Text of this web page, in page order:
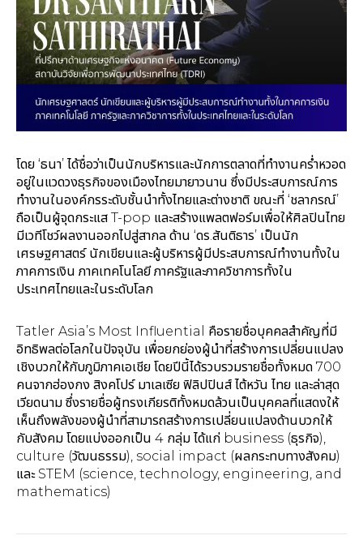
โดย ‘ธนา’ ได้ชื่อว่าเป็นนักบริหารและนักการตลาดที่ทำงานคร่ำหวอด
อยู่ในแวดวงธุรกิจของเมืองไทยมายาวนาน ซึ่งมีประสบการณ์การ
ทำงานในองค์กรระดับชั้นนำทั้งไทยและต่างชาติ ขณะที่ ‘ชลากรณ์’
ถือเป็นผู้จุดกระแส T-pop และสร้างแพลตฟอร์มเพื่อให้ศิลปินไทย
มีเวทีโชว์ผลงานออกไปสู่สากล ด้าน ‘ดร.สันติธาร’ เป็นนัก
เศรษฐศาสตร์ นักเขียนและผู้บริหารผู้มีประสบการณ์ทำงานทั้งใน
ภาคการเงิน ภาคเทคโนโลยี ภาครัฐและภาควิชาการทั้งใน
ประเทศไทยและในระดับโลก
Tatler Asia’s Most Influential คือรายชื่อบุคคลสำคัญที่มี
อิทธิพลต่อโลกในปัจจุบัน เพื่อยกย่องผู้นำที่สร้างการเปลี่ยนแปลง
เชิงบวกให้กับภูมิภาคเอเชีย โดยปีนี้ได้รวบรวมรายชื่อทั้งหมด 700
คนจากฮ่องกง สิงคโปร์ มาเลเซีย ฟิลิปปินส์ ไต้หวัน ไทย และล่าสุด
เวียดนาม ซึ่งรายชื่อผู้ทรงเกียรติทั้งหมดล้วนเป็นบุคคลที่แสดงให้
เห็นถึงพลังของผู้นำที่สามารถสร้างการเปลี่ยนแปลงด้านบวกให้
กับสังคม โดยแบ่งออกเป็น 4 กลุ่ม ได้แก่ business (ธุรกิจ),
culture (วัฒนธรรม), social impact (ผลกระทบทางสังคม)
และ STEM (science, technology, engineering, and
mathematics)